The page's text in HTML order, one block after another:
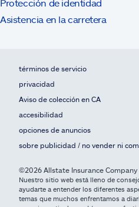
Protección de identidad
Asistencia en la carretera
términos de servicio
privacidad
Aviso de colección en CA
accesibilidad
opciones de anuncios
sobre publicidad / no vender ni
©2026 Allstate Insurance Company
Nuestro sitio web está lleno de
ayudarte a entender los diferentes
temas que muchos enfrentamos a